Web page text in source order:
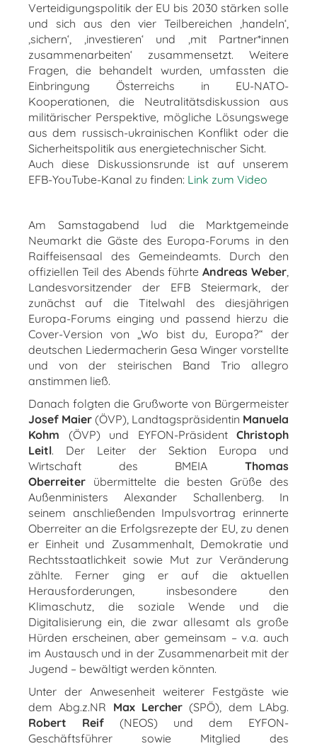
Verteidigungspolitik der EU bis 2030 stärken solle
und sich aus den vier Teilbereichen ‚handeln‘,
‚sichern‘, ‚investieren‘ und ‚mit Partner*innen
zusammenarbeiten‘ zusammensetzt. Weitere
Fragen, die behandelt wurden, umfassten die
Einbringung Österreichs in EU-NATO-
Kooperationen, die Neutralitätsdiskussion aus
militärischer Perspektive, mögliche Lösungswege
aus dem russisch-ukrainischen Konflikt oder die
Sicherheitspolitik aus energietechnischer Sicht.
Auch diese Diskussionsrunde ist auf unserem
EFB-YouTube-Kanal zu finden: Link zum Video
Am Samstagabend lud die Marktgemeinde
Neumarkt die Gäste des Europa-Forums in den
Raiffeisensaal des Gemeindeamts. Durch den
offiziellen Teil des Abends führteAndreas Weber,
Landesvorsitzender der EFB Steiermark, der
zunächst auf die Titelwahl des diesjährigen
Europa-Forums einging und passend hierzu die
Cover-Version von „Wo bist du, Europa?“ der
deutschen Liedermacherin Gesa Winger vorstellte
und von der steirischen Band Trio allegro
anstimmen ließ.
Danach folgten die Grußworte von Bürgermeister
Josef Maier (ÖVP), Landtagspräsidentin Manuela
Kohm (ÖVP) und EYFON-Präsident Christoph
Leitl. Der Leiter der Sektion Europa und
Wirtschaft
des BMEIAThomas
Oberreiter übermittelte die besten Grüße des
Außenministers Alexander Schallenberg. In
seinem anschließenden Impulsvortrag erinnerte
Oberreiter an die Erfolgsrezepte der EU, zu denen
er Einheit und Zusammenhalt, Demokratie und
Rechtsstaatlichkeit sowie Mut zur Veränderung
zählte. Ferner ging er auf die aktuellen
Herausforderungen, insbesondere den
Klimaschutz, die soziale Wende und die
Digitalisierung ein, die zwar allesamt als große
Hürden erscheinen, aber gemeinsam – v.a. auch
im Austausch und in der Zusammenarbeit mit der
Jugend – bewältigt werden könnten.
Unter der Anwesenheit weiterer Festgäste wie
dem Abg.z.NR Max Lercher (SPÖ), dem LAbg.
Robert Reif (NEOS) und dem EYFON-
Geschäftsführer sowie Mitglied des